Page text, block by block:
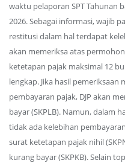
waktu pelaporan SPT Tahunan
2026. Sebagai informasi, wajib
restitusi dalam hal terdapat
akan memeriksa atas
ketetapan pajak maksimal 12
lengkap. Jika hasil
pembayaran pajak, DJP akan
bayar (SKPLB). Namun, dalam
tidak ada kelebihan
surat ketetapan pajak nihil
kurang bayar (SKPKB). Selain